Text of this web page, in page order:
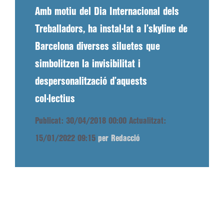
Amb motiu del Dia Internacional dels
Treballadors, ha instal·lat a l’skyline de
Barcelona diverses siluetes que
simbolitzen la invisibilitat i
despersonalització d’aquests
col·lectius
Publicat: 30/04/2018 00:00 Actualitzat:
15/01/2022 09:15 per Redacció